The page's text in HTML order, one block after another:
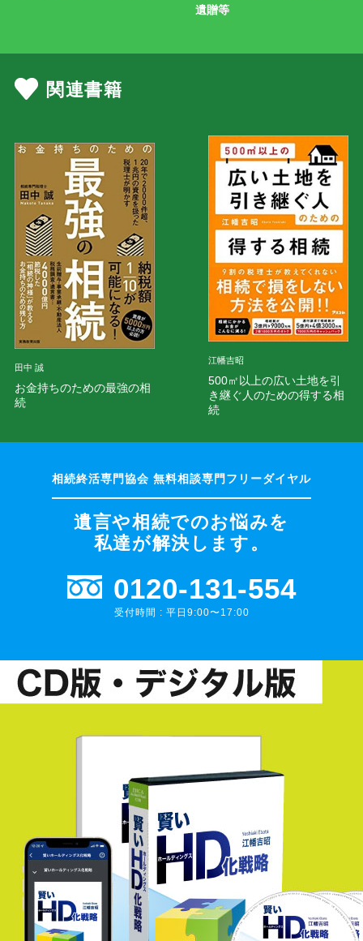
遺贈等
関連書籍
田中 誠
お金持ちのための最強の相
続
江幡吉昭
500㎡以上の広い土地を引
き継ぐ人のための得する相
続
遺言や相続でのお悩みを
私達が解決します。
0120-131-554
受付時間 : 平日9:00〜17:00